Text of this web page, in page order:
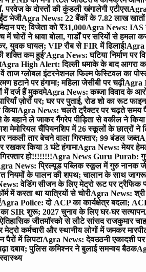
के दोस्तों की कुंडली खंगालेगी एटीएस
भेजीAgra News: 22 बैंकों के 7.82 लाख खातों
पर; विजेता को ₹31,000Agra News: IAS
में चोरों ने धावा बोला, गार्डों पर सरियों से
युवक घायल; VIP रौब से FIR में ढिलाई!Agra
शक्ति कम हुई’Agra News: घटिया निर्माण
Agra High Alert: दिल्ली धमाके के बाद आगरा
ताज ग्लोबल इंटरनेशनल फिल्म फेस्टिवल का
हटाने पर हंगामा; महिला जेसीबी पर चढ़ीAgra
में दर्ज हैं मुकदमेAgra News: कब्जा विवाद के
ज़ोरों पर; घर पर पुताई, रोड शो का रूट
कियाAgra News: चलते ट्रैक्टर पर चढ़ते समय
बहाने ले जाकर गैंगरेप पीड़िता से वकील ने किया
चैंपियनशिप में 26 स्कूलों के छात्रों ने
नकली तार बेचने वाला गिरफ्तार; 99 बंडल जब्त
रखकर किया 3 घंटे हंगामाAgra News: मेयर
हो!!!!!!!!Agra News Guru Purab:
News: प्रिल्यूड पब्लिक स्कूल में गुरु नानक
नियमों के पालन की शपथ; चालान के साथ
वेडिंग सीजन के लिए मेट्रो रूट पर ट्रैफिक
में करता था यात्रियों से चोरीAgra News: श्री
Agra Police: दो ACP का कार्यक्षेत्र बदला;
SIR शुरू; 2027 चुनाव के लिए घर-घर सत्यापन
जीतमॉस्को से लौटे सांसद राजकुमार
कर्मचारी और स्थानीय लोगों में जमकर
में लिपटाAgra News: देवउठनी एकादशी पर
दबाव; पुलिस कमिश्नर ने बुलाई समन्वय बैठक